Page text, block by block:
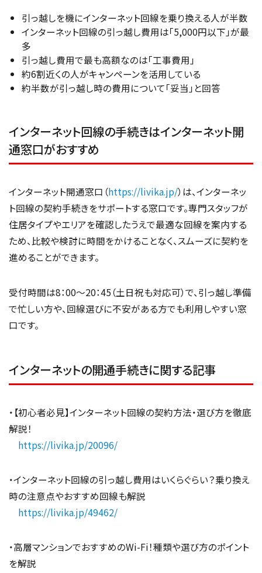
引っ越しを機にインターネット回線を乗り換える人が半数
インターネット回線の引っ越し費用は「5,000円以下」が最
多
引っ越し費用で最も高額なのは「工事費用」
約6割近くの人がキャンペーンを活用している
約半数が引っ越し時の費用について「妥当」と回答
インターネット回線の手続きはインターネット開
通窓口がおすすめ
インターネット開通窓口（https://livika.jp/）は、インターネッ
ト回線の契約手続きをサポートする窓口です。専門スタッフが
住居タイプやエリアを確認したうえで最適な回線を案内する
ため、比較や検討に時間をかけることなく、スムーズに契約を
進めることができます。
受付時間は8：00〜20：45（土日祝も対応可）で、引っ越し準備
で忙しい方や、回線選びに不安がある方でも利用しやすい窓
口です。
インターネットの開通手続きに関する記事
・【初心者必見】インターネット回線の契約方法・選び方を徹底
解説！
https://livika.jp/20096/
・インターネット回線の引っ越し費用はいくらぐらい？乗り換え
時の注意点やおすすめ回線も解説
https://livika.jp/49462/
・高層マンションでおすすめのWi-Fi！種類や選び方のポイント
を解説